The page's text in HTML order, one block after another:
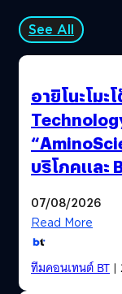
See All
อายิโนะโมะ
บริโภคและ
07/08/2026
Read More
ทีมคอนเทนต์ BT|